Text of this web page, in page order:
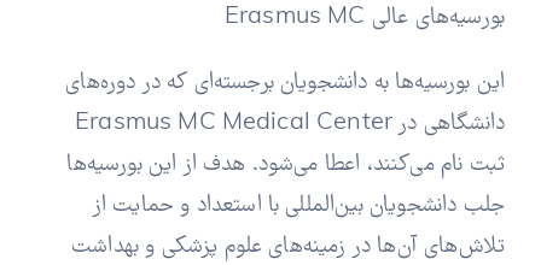
بورسیه‌های عالی Erasmus MC
این بورسیه‌ها به دانشجویان برجسته‌ای که در دوره‌های
دانشگاهی در Erasmus MC Medical Center
ثبت نام می‌کنند، اعطا می‌شود. هدف از این بورسیه‌ها
جلب دانشجویان بین‌المللی با استعداد و حمایت از
تلاش‌های آن‌ها در زمینه‌های علوم پزشکی و بهداشت